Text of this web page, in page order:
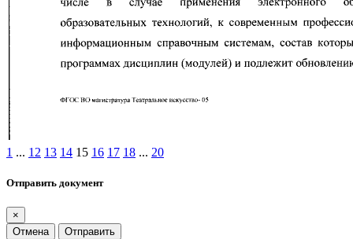
1 ... 12 13 14 15 16 17 18 ... 20
Отправить документ
×
Отмена
Отправить